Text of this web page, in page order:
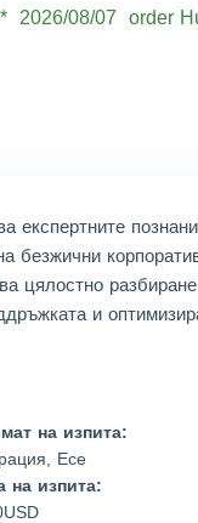
2026/08/07 order
2026/08/07
2026/08/07 order
експертните
безжични
цялостно
и
на изпита:
Есе
на изпита: